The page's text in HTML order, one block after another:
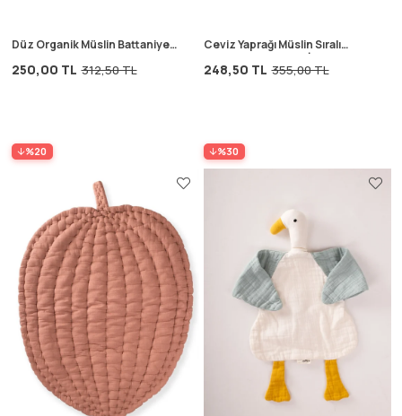
Düz Organik Müslin Battaniye
250,00 TL 312,50 TL
%20
Ceviz Yaprağı Müslin Sıralı
Çocuk Odası Flama İndigo Mavi
248,50 TL 355,00 TL
%30